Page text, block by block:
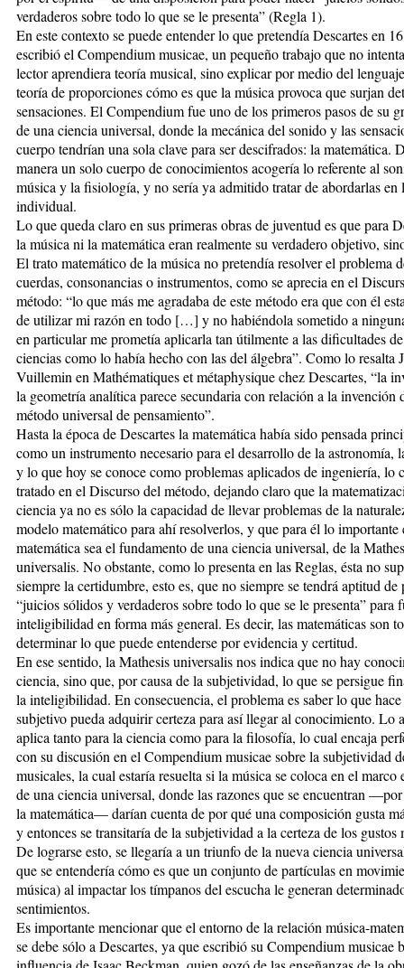
verdaderos sobre todo lo que se le presenta” (Regla 1).
En este contexto se puede entender lo que pretendía Descartes en
escribió el Compendium musicae, un pequeño trabajo que no
lector aprendiera teoría musical, sino explicar por medio del
teoría de proporciones cómo es que la música provoca que surjan
sensaciones. El Compendium fue uno de los primeros pasos de su
de una ciencia universal, donde la mecánica del sonido y las
cuerpo tendrían una sola clave para ser descifrados: la matemática.
manera un solo cuerpo de conocimientos acogería lo referente al
música y la fisiología, y no sería ya admitido tratar de abordarlas en
individual.
Lo que queda claro en sus primeras obras de juventud es que para
la música ni la matemática eran realmente su verdadero objetivo,
El trato matemático de la música no pretendía resolver el problema
cuerdas, consonancias o instrumentos, como se aprecia en el
método: “lo que más me agradaba de este método era que con él
de utilizar mi razón en todo […] y no habiéndola sometido a
en particular me prometía aplicarla tan útilmente a las dificultades
ciencias como lo había hecho con las del álgebra”. Como lo resalta
Vuillemin en Mathématiques et métaphysique chez Descartes, “la
la geometría analítica parece secundaria con relación a la invención
método universal de pensamiento”.
Hasta la época de Descartes la matemática había sido pensada
como un instrumento necesario para el desarrollo de la astronomía,
y lo que hoy se conoce como problemas aplicados de ingeniería, lo
tratado en el Discurso del método, dejando claro que la
ciencia ya no es sólo la capacidad de llevar problemas de la
modelo matemático para ahí resolverlos, y que para él lo importante
matemática sea el fundamento de una ciencia universal, de la
universalis. No obstante, como lo presenta en las Reglas, ésta no
siempre la certidumbre, esto es, que no siempre se tendrá aptitud de
“juicios sólidos y verdaderos sobre todo lo que se le presenta” para
inteligibilidad en forma más general. Es decir, las matemáticas son
determinar lo que puede entenderse por evidencia y certitud.
En ese sentido, la Mathesis universalis nos indica que no hay
ciencia, sino que, por causa de la subjetividad, lo que se persigue
la inteligibilidad. En consecuencia, el problema es saber lo que
subjetivo pueda adquirir certeza para así llegar al conocimiento. Lo
aplica tanto para la ciencia como para la filosofía, lo cual encaja
con su discusión en el Compendium musicae sobre la subjetividad
musicales, la cual estaría resuelta si la música se coloca en el marco
de una ciencia universal, donde las razones que se encuentran
la matemática— darían cuenta de por qué una composición gusta
y entonces se transitaría de la subjetividad a la certeza de los gustos
De lograrse esto, se llegaría a un triunfo de la nueva ciencia
que se entendería cómo es que un conjunto de partículas en
música) al impactar los tímpanos del escucha le generan
sentimientos.
Es importante mencionar que el entorno de la relación música-
se debe sólo a Descartes, ya que escribió su Compendium musicae